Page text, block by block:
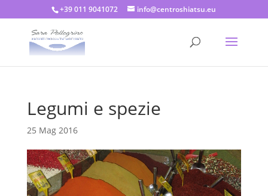
+39 011 9041072 info@centroshiatsu.eu
Legumi e spezie
25 Mag 2016